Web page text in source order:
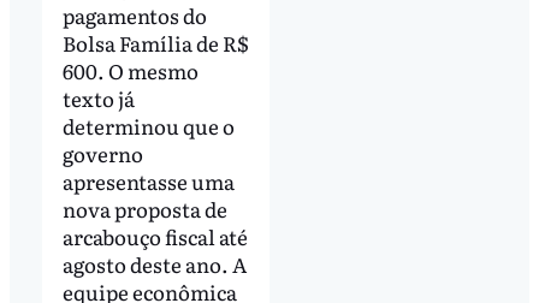
pagamentos do
Bolsa Família de R$
600. O mesmo
texto já
determinou que o
governo
apresentasse uma
nova proposta de
arcabouço fiscal até
agosto deste ano. A
equipe econômica